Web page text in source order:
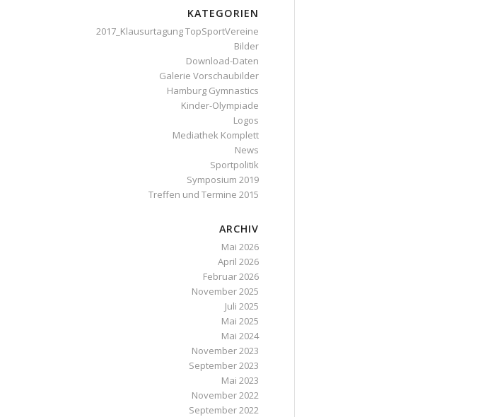
KATEGORIEN
2017_Klausurtagung TopSportVereine
Bilder
Download-Daten
Galerie Vorschaubilder
Hamburg Gymnastics
Kinder-Olympiade
Logos
Mediathek Komplett
News
Sportpolitik
Symposium 2019
Treffen und Termine 2015
ARCHIV
Mai 2026
April 2026
Februar 2026
November 2025
Juli 2025
Mai 2025
Mai 2024
November 2023
September 2023
Mai 2023
November 2022
September 2022